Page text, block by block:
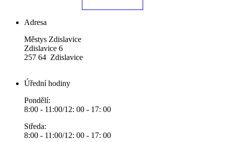
Adresa
Městys Zdislavice
Zdislavice 6
257 64 Zdislavice
Úřední hodiny
Pondělí:
8:00 - 11:00/12: 00 - 17: 00
Středa:
8:00 - 11:00/12: 00 - 17: 00